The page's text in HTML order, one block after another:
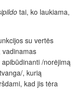
tai, ko laukiama,
su vertės
vadinamas
/norėjimą
, kurią
kad jis tėra